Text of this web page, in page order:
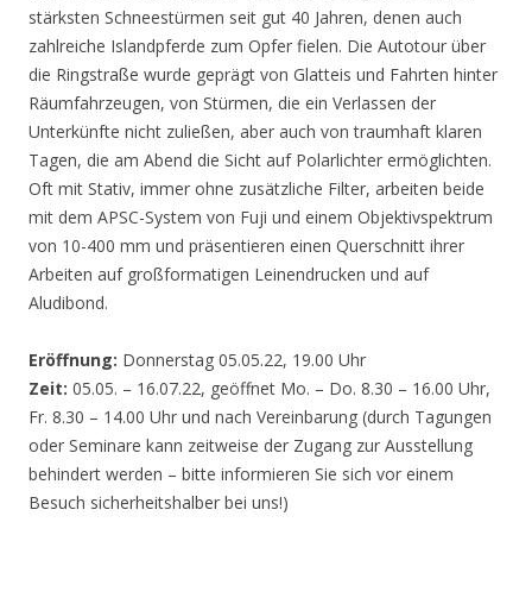
stärksten Schneestürmen seit gut 40 Jahren, denen auch
zahlreiche Islandpferde zum Opfer fielen. Die Autotour über
die Ringstraße wurde geprägt von Glatteis und Fahrten hinter
Räumfahrzeugen, von Stürmen, die ein Verlassen der
Unterkünfte nicht zuließen, aber auch von traumhaft klaren
Tagen, die am Abend die Sicht auf Polarlichter ermöglichten.
Oft mit Stativ, immer ohne zusätzliche Filter, arbeiten beide
mit dem APSC-System von Fuji und einem Objektivspektrum
von 10-400 mm und präsentieren einen Querschnitt ihrer
Arbeiten auf großformatigen Leinendrucken und auf
Aludibond.
Eröffnung: Donnerstag 05.05.22, 19.00 Uhr
Zeit: 05.05. – 16.07.22, geöffnet Mo. – Do. 8.30 – 16.00 Uhr,
Fr. 8.30 – 14.00 Uhr und nach Vereinbarung (durch Tagungen
oder Seminare kann zeitweise der Zugang zur Ausstellung
behindert werden – bitte informieren Sie sich vor einem
Besuch sicherheitshalber bei uns!)